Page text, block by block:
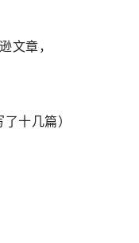
文章，
十几篇）